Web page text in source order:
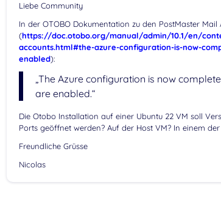
Liebe Community
In der OTOBO Dokumentation zu den PostMaster
(https://doc.otobo.org/manual/admin/10.1/en/
accounts.html#the-azure-configuration-is-now-
enabled):
„The Azure configuration is now
are enabled.“
Die Otobo Installation auf einer Ubuntu 22 VM soll
Ports geöffnet werden? Auf der Host VM? In einem
Freundliche Grüsse
Nicolas